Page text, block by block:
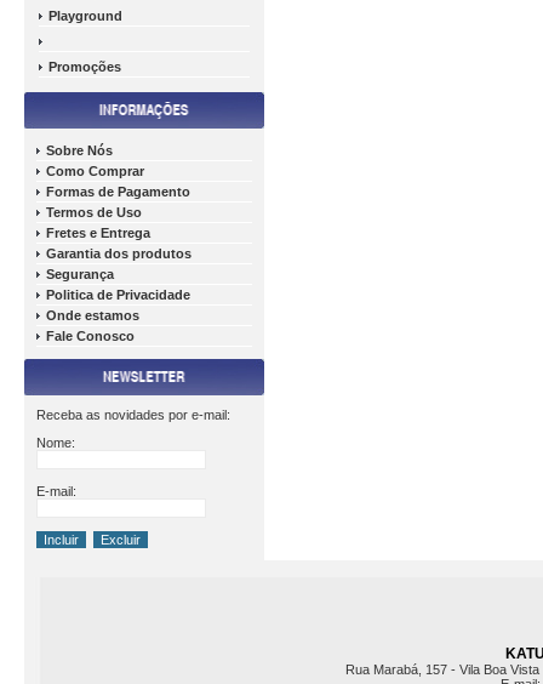
Playground
Promoções
Sobre Nós
Como Comprar
Formas de Pagamento
Termos de Uso
Fretes e Entrega
Garantia dos produtos
Segurança
Politica de Privacidade
Onde estamos
Fale Conosco
Receba as novidades por e-mail:
Nome:
E-mail:
Rua Marabá, 157 - Vila Boa